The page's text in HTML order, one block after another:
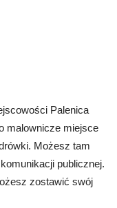
Palenica
malownicze miejsce
Możesz tam
publicznej.
zostawić swój